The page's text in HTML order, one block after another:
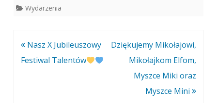
Wydarzenia
Nawigacja
wpisu
Nasz X Jubileuszowy
Festiwal Talentów
Dziękujemy Mikołajowi,
Mikołajkom Elfom,
Myszce Miki oraz
Myszce Mini